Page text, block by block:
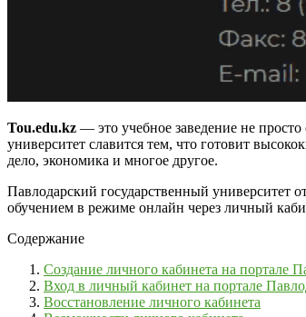
Tou.edu.kz — это учебное заведение не
университет славится тем, что готовит
дело, экономика и многое другое.
Павлодарский государственный университет
обучением в режиме онлайн через личный
Содержание
Создание личного кабинета на портале
Вход в личный кабинет на портале
Восстановление личного кабинета